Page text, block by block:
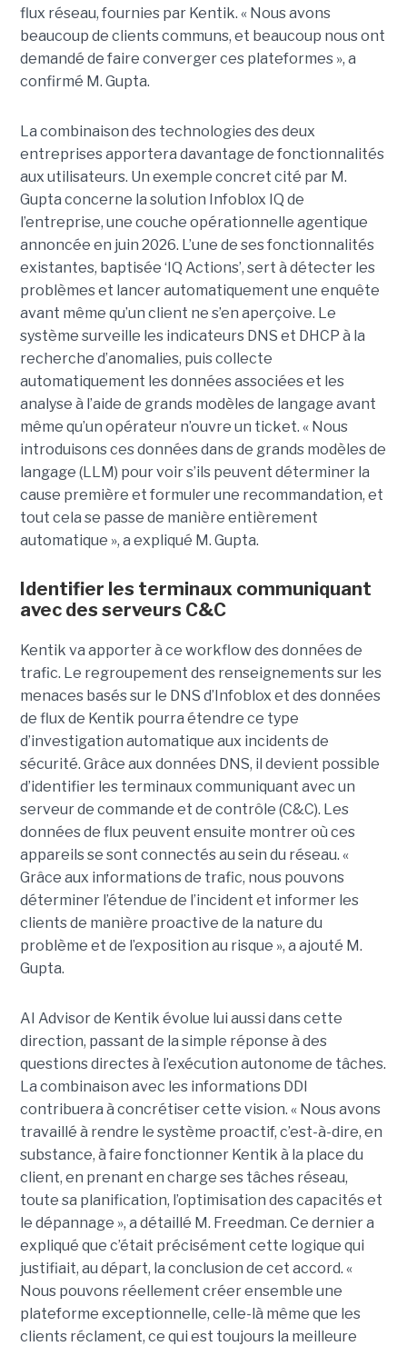
flux réseau, fournies par Kentik. « Nous avons
beaucoup de clients communs, et beaucoup nous ont
demandé de faire converger ces plateformes », a
confirmé M. Gupta.
La combinaison des technologies des deux
entreprises apportera davantage de fonctionnalités
aux utilisateurs. Un exemple concret cité par M.
Gupta concerne la solution Infoblox IQ de
l’entreprise, une couche opérationnelle agentique
annoncée en juin 2026. L’une de ses fonctionnalités
existantes, baptisée ‘IQ Actions’, sert à détecter les
problèmes et lancer automatiquement une enquête
avant même qu’un client ne s’en aperçoive. Le
système surveille les indicateurs DNS et DHCP à la
recherche d’anomalies, puis collecte
automatiquement les données associées et les
analyse à l’aide de grands modèles de langage avant
même qu’un opérateur n’ouvre un ticket. « Nous
introduisons ces données dans de grands modèles de
langage (LLM) pour voir s’ils peuvent déterminer la
cause première et formuler une recommandation, et
tout cela se passe de manière entièrement
automatique », a expliqué M. Gupta.
Identifier les terminaux communiquant
avec des serveurs C&C
Kentik va apporter à ce workflow des données de
trafic. Le regroupement des renseignements sur les
menaces basés sur le DNS d’Infoblox et des données
de flux de Kentik pourra étendre ce type
d’investigation automatique aux incidents de
sécurité. Grâce aux données DNS, il devient possible
d’identifier les terminaux communiquant avec un
serveur de commande et de contrôle (C&C). Les
données de flux peuvent ensuite montrer où ces
appareils se sont connectés au sein du réseau. «
Grâce aux informations de trafic, nous pouvons
déterminer l’étendue de l’incident et informer les
clients de manière proactive de la nature du
problème et de l’exposition au risque », a ajouté M.
Gupta.
AI Advisor de Kentik évolue lui aussi dans cette
direction, passant de la simple réponse à des
questions directes à l’exécution autonome de tâches.
La combinaison avec les informations DDI
contribuera à concrétiser cette vision. « Nous avons
travaillé à rendre le système proactif, c’est-à-dire, en
substance, à faire fonctionner Kentik à la place du
client, en prenant en charge ses tâches réseau,
toute sa planification, l’optimisation des capacités et
le dépannage », a détaillé M. Freedman. Ce dernier a
expliqué que c’était précisément cette logique qui
justifiait, au départ, la conclusion de cet accord. «
Nous pouvons réellement créer ensemble une
plateforme exceptionnelle, celle-là même que les
clients réclament, ce qui est toujours la meilleure